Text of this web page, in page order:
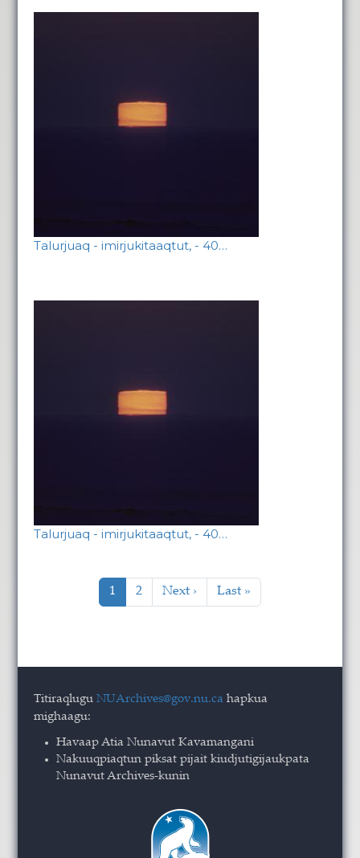
Talurjuaq - imirjukitaaqtut, - 40…
Talurjuaq - imirjukitaaqtut, - 40…
Pagination
Current page
1 Page
2 Next page
Next › Last page
Last »
TitiraqluguNUArchives@gov.nu.ca hapkua
mighaagu:
Havaap Atia Nunavut Kavamangani
Nakuuqpiaqtun piksat pijait kiudjutigijaukpata
Nunavut Archives-kunin